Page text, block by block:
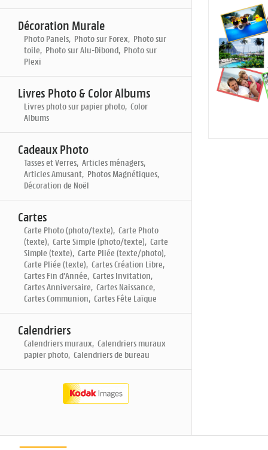
Décoration Murale
Photo Panels, Photo sur Forex, Photo sur
toile, Photo sur Alu-Dibond, Photo sur
Plexi
Livres Photo & Color Albums
Livres photo sur papier photo, Color
Albums
Cadeaux Photo
Tasses et Verres, Articles ménagers,
Articles Amusant, Photos Magnétiques,
Décoration de Noël
Cartes
Carte Photo (photo/texte), Carte Photo
(texte), Carte Simple (photo/texte), Carte
Simple (texte), Carte Pliée (texte/photo),
Carte Pliée (texte), Cartes Création Libre,
Cartes Fin d'Année, Cartes Invitation,
Cartes Anniversaire, Cartes Naissance,
Cartes Communion, Cartes Fête Laïque
Calendriers
Calendriers muraux, Calendriers muraux
papier photo, Calendriers de bureau